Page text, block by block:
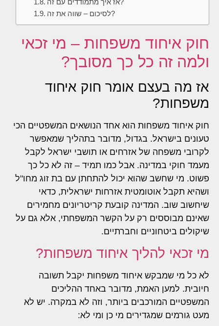
אז איך מתמודדים עם זה?
לסיכום – שווה את זה?
חוק איחוד משפחות – מי זכאי
ולמה זה כל כך מסובך?
אז מה בעצם אומר חוק איחוד
משפחות?
חוק איחוד משפחות הוא אחד הנושאים המשפטיים הכי
טעונים בישראל. בגדול, מדובר בתהליך שמאפשר
לקרובי משפחה של אזרחים או תושבי ישראל לקבל
מעמד חוקי במדינה. אבל כמו תמיד – זה לא כל כך
פשוט. מי שחשב שהוא יכול להתחתן עם בת זוג מחו"ל
ושהיא תקבל אוטומטית אזרחות ישראלית, כדאי
שיחשוב שוב. המדינה קובעת קריטריונים מחמירים
שאינם מבוססים רק על הקשר המשפחתי, אלא גם על
שיקולים ביטחוניים וחברתיים.
מי זכאי להליך איחוד משפחות?
לא כל מי שמבקש איחוד משפחות יקבל תשובה
חיובית. למען האמת, מדובר באחד ההליכים
המשפטיים המורכבים ביותר, וזה לא במקרה. יש לא
מעט גורמים שמגדירים מי כן ומי לא: